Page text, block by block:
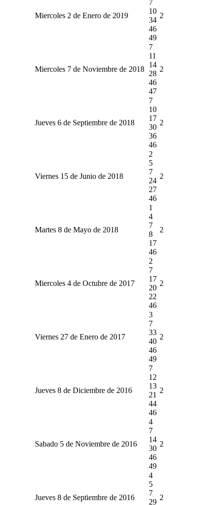
Miercoles 2 de Enero de 2019
7
10
34
46
49
2
Miercoles 7 de Noviembre de 2018
7
11
14
28
46
47
2
Jueves 6 de Septiembre de 2018
7
10
17
30
36
46
2
Viernes 15 de Junio de 2018
2
5
7
24
27
46
2
Martes 8 de Mayo de 2018
1
4
7
8
17
46
2
Miercoles 4 de Octubre de 2017
2
7
17
20
22
46
2
Viernes 27 de Enero de 2017
3
7
33
40
46
49
2
Jueves 8 de Diciembre de 2016
7
12
13
21
44
46
2
Sabado 5 de Noviembre de 2016
4
7
14
30
46
49
2
Jueves 8 de Septiembre de 2016
4
5
7
29
2